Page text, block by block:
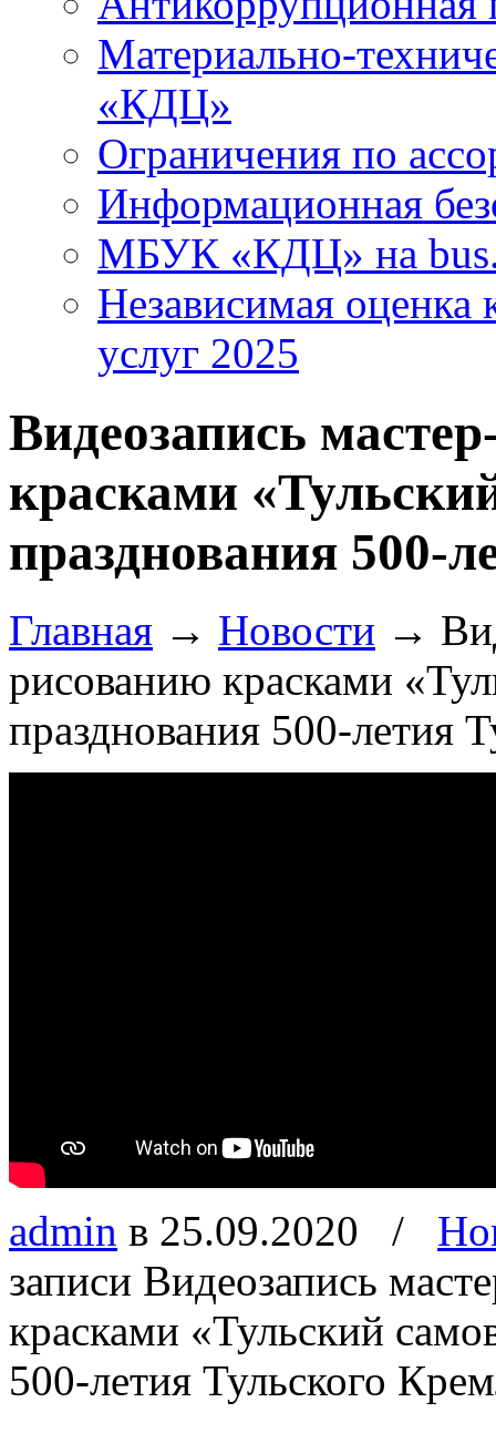
Материально-
«КДЦ»
Ограничения по
Информационная
МБУК «КДЦ» на
Независимая оценка
услуг 2025
Видеозапись
красками
празднования 500-
Главная → Новости →
рисованию красками
празднования 500-летия
admin в 25.09.2020 /
записи Видеозапись
красками «Тульский
500-летия Тульского